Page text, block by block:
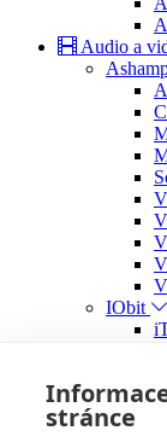
Audio a
IObit
stránce